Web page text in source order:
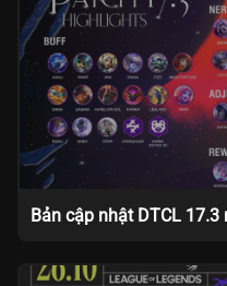
Bản cập nhật DTCL